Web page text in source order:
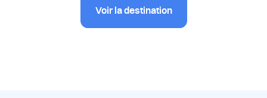
Voir la destination